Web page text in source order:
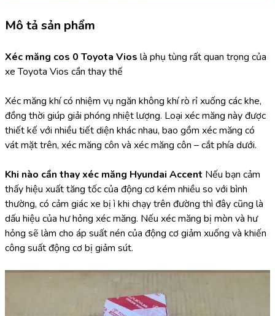
Mô tả sản phẩm
Xéc măng cos 0 Toyota Vios là phụ tùng rất quan trọng của
xe Toyota Vios cần thay thế
Xéc măng khí có nhiệm vụ ngăn không khí rò rỉ xuống các khe,
đồng thời giúp giải phóng nhiệt lượng. Loại xéc măng này được
thiết kế với nhiều tiết diện khác nhau, bao gồm xéc măng có
vát mặt trên, xéc măng côn và xéc măng côn – cắt phía dưới.
Khi nào cần thay xéc măng Hyundai Accent Nếu bạn cảm
thấy hiệu xuất tăng tốc của động cơ kém nhiều so với bình
thường, có cảm giác xe bị ì khi chạy trên đường thì đây cũng là
dấu hiệu của hư hỏng xéc măng. Nếu xéc măng bị mòn và hư
hỏng sẽ làm cho áp suất nén của động cơ giảm xuống và khiến
công suất động cơ bị giảm sút.